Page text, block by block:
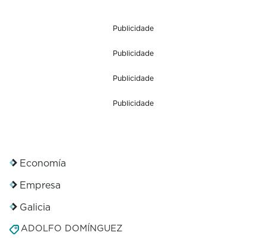
Publicidade
Publicidade
Publicidade
Publicidade
Economía
Empresa
Galicia
ADOLFO DOMÍNGUEZ